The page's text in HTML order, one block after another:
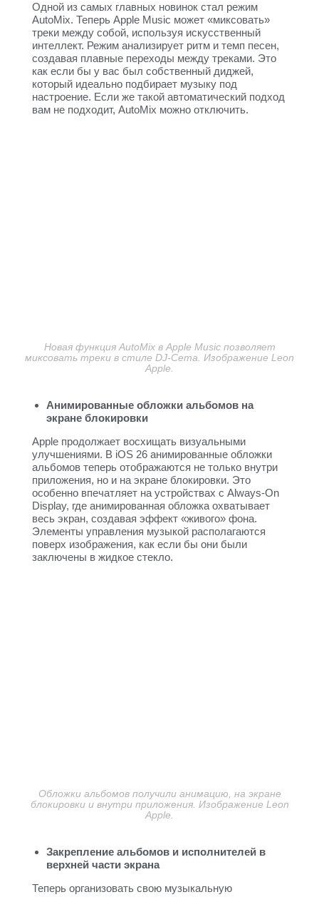
Одной из самых главных новинок стал режим
AutoMix. Теперь Apple Music может «миксовать»
треки между собой, используя искусственный
интеллект. Режим анализирует ритм и темп песен,
создавая плавные переходы между треками. Это
как если бы у вас был собственный диджей,
который идеально подбирает музыку под
настроение. Если же такой автоматический подход
вам не подходит, AutoMix можно отключить.
Новая функция AutoMix в Apple Music позволяет
миксовать треки в стиле DJ-Сета. Изображение Leon
Apple.
Анимированные обложки альбомов на
экране блокировки
Apple продолжает восхищать визуальными
улучшениями. В iOS 26 анимированные обложки
альбомов теперь отображаются не только внутри
приложения, но и на экране блокировки. Это
особенно впечатляет на устройствах с Always-On
Display, где анимированная обложка охватывает
весь экран, создавая эффект «живого» фона.
Элементы управления музыкой располагаются
поверх изображения, как если бы они были
заключены в жидкое стекло.
Обложки альбомов получили анимацию, на экране
блокировки и внутри приложения. Изображение Leon
Apple.
Закрепление альбомов и исполнителей в
верхней части экрана
Теперь организовать свою музыкальную